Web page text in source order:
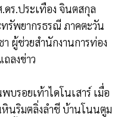
ร.ประเทือง จินตสกุล
พยากรธรณี ภาคตะวัน
ผู้ช่วยสำนักงานการท่อง
ลงข่าว
บรอยเท้าไดโนเสาร์ เมื่อ
นริมตลิ่งลำชี บ้านโนนตูม